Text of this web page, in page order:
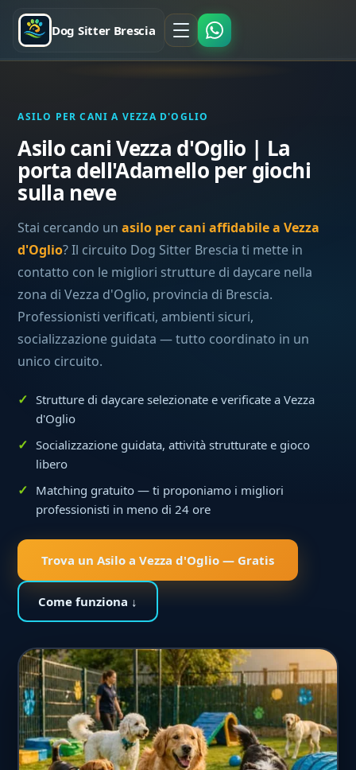
Dog Sitter Brescia
ASILO PER CANI A VEZZA D'OGLIO
Asilo cani Vezza d'Oglio | La
porta dell'Adamello per giochi
sulla neve
Stai cercando unasilo per cani affidabile a Vezza
d'Oglio? Il circuito Dog Sitter Brescia ti mette in
contatto con le migliori strutture di daycare nella
zona di Vezza d'Oglio, provincia di Brescia.
Professionisti verificati, ambienti sicuri,
socializzazione guidata — tutto coordinato in un
unico circuito.
Strutture di daycare selezionate e verificate a Vezza
d'Oglio
Socializzazione guidata, attività strutturate e gioco
libero
Matching gratuito — ti proponiamo i migliori
professionisti in meno di 24 ore
Trova un Asilo a Vezza d'Oglio — Gratis
Come funziona ↓